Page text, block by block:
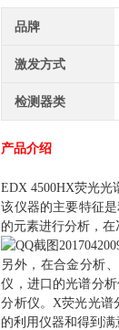
品牌
激发方式
检测器类
产品介绍
EDX 4500HX荧光光
该仪器的主要特征
的元素进行分析，
另外，在合金分析
仪，进口的光谱分
分析仪。X荧光光谱
的利用仪器和得到